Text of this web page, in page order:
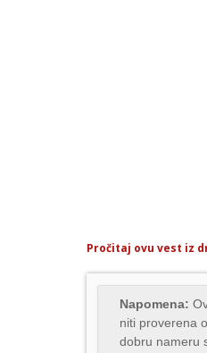
Pročitaj ovu vest iz
Napomena:
niti proverena
dobru nameru